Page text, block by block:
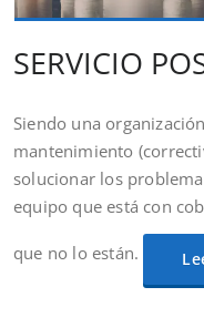
SERVICIO
Siendo una
mantenimiento
solucionar los
equipo que está con
que no lo están.